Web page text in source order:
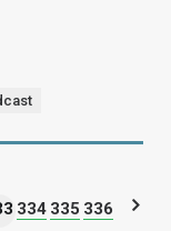
334 335 336